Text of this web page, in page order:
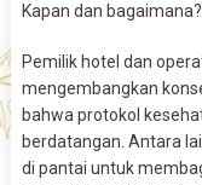
Kapan dan bagaimana?
Pemilik hotel dan
mengembangkan
bahwa protokol
berdatangan. Antara
di pantai untuk